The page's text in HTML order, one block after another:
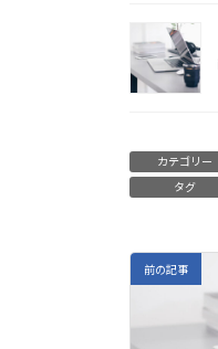
カテゴリー
タグ
前の記事